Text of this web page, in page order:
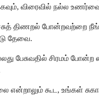
விரைவில் நல்ல
திணறல்
தேவை.
பேசுவதில் சிரமம்
என்றாலும் கூட, உங்கள்